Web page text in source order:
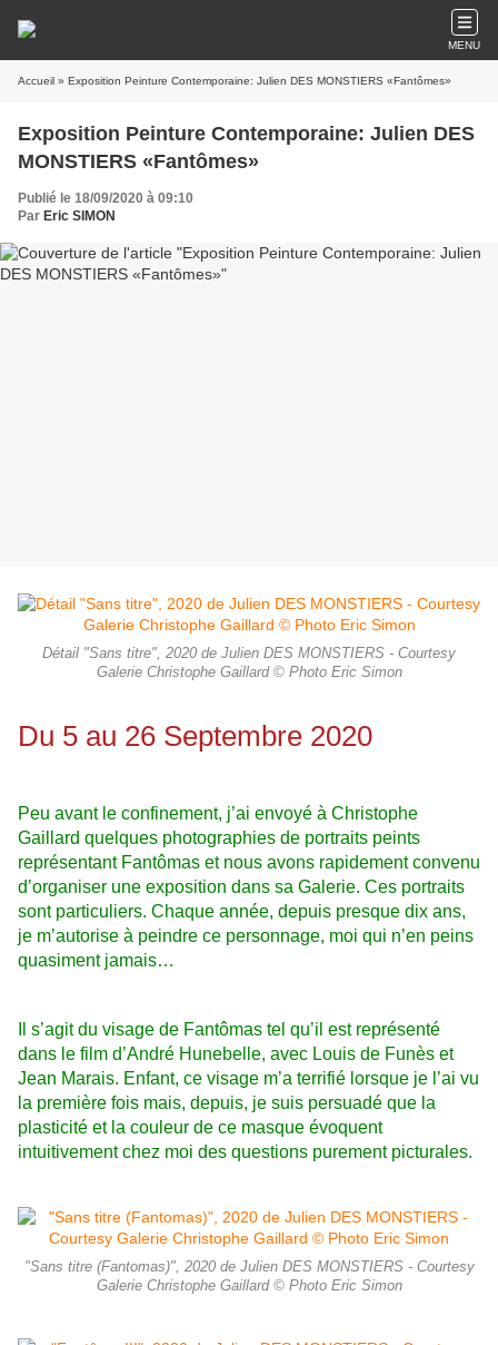
MENU
Accueil » Exposition Peinture Contemporaine: Julien DES MONSTIERS «Fantômes»
Exposition Peinture Contemporaine: Julien DES
MONSTIERS «Fantômes»
Publié le 18/09/2020 à 09:10
Par Eric SIMON
Détail "Sans titre", 2020 de Julien DES MONSTIERS - Courtesy
Galerie Christophe Gaillard © Photo Eric Simon
Du 5 au 26 Septembre 2020
Peu avant le confinement, j’ai envoyé à Christophe
Gaillard quelques photographies de portraits peints
représentant Fantômas et nous avons rapidement convenu
d’organiser une exposition dans sa Galerie. Ces portraits
sont particuliers. Chaque année, depuis presque dix ans,
je m’autorise à peindre ce personnage, moi qui n’en peins
quasiment jamais…
Il s’agit du visage de Fantômas tel qu’il est représenté
dans le film d’André Hunebelle, avec Louis de Funès et
Jean Marais. Enfant, ce visage m’a terrifié lorsque je l’ai vu
la première fois mais, depuis, je suis persuadé que la
plasticité et la couleur de ce masque évoquent
intuitivement chez moi des questions purement picturales.
"Sans titre (Fantomas)", 2020 de Julien DES MONSTIERS - Courtesy
Galerie Christophe Gaillard © Photo Eric Simon